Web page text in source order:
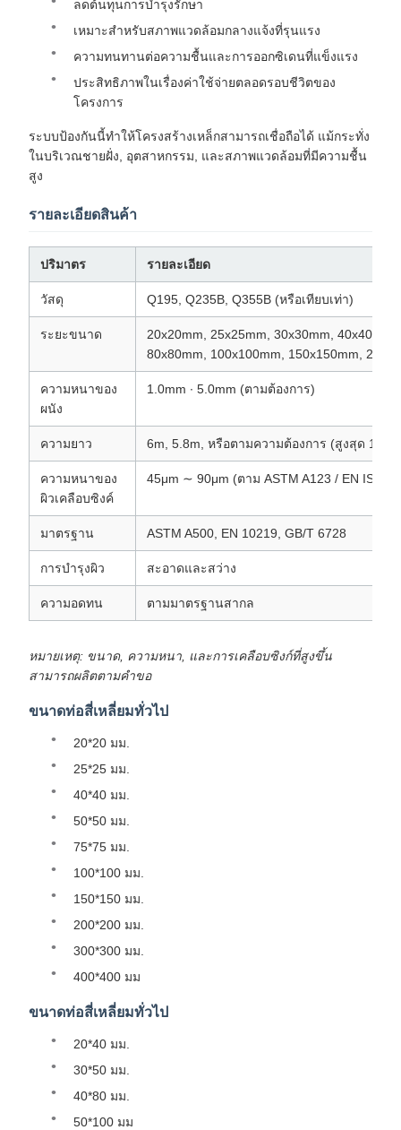
ลดต้นทุนการบํารุงรักษา
เหมาะสําหรับสภาพแวดล้อมกลางแจ้งที่รุนแรง
ความทนทานต่อความชื้นและการออกซิเดนที่แข็งแรง
ประสิทธิภาพในเรื่องค่าใช้จ่ายตลอดรอบชีวิตของ
โครงการ
ระบบป้องกันนี้ทําให้โครงสร้างเหล็กสามารถเชื่อถือได้ แม้กระทั่ง
ในบริเวณชายฝั่ง, อุตสาหกรรม, และสภาพแวดล้อมที่มีความชื้น
สูง
รายละเอียดสินค้า
ปริมาตร รายละเอียด
วัสดุ Q195, Q235B, Q355B (หรือเทียบเท่า)
ระยะขนาด
20x20mm, 25x25mm, 30x30mm,
80x80mm, 100x100mm, 150x150mm,
ความหนาของ
ผนัง
1.0mm ∙ 5.0mm (ตามต้องการ)
ความยาว 6m, 5.8m, หรือตามความต้องการ (สูงสุด 12m)
ความหนาของ
ผิวเคลือบซิงค์
45μm ∼ 90μm (ตาม ASTM A123 / EN ISO
มาตรฐาน ASTM A500, EN 10219, GB/T 6728
การบํารุงผิว สะอาดและสว่าง
ความอดทน ตามมาตรฐานสากล
หมายเหตุ: ขนาด, ความหนา, และการเคลือบซิงก์ที่สูงขึ้น
สามารถผลิตตามคําขอ
ขนาดท่อสี่เหลี่ยมทั่วไป
20*20 มม.
25*25 มม.
40*40 มม.
50*50 มม.
75*75 มม.
100*100 มม.
150*150 มม.
200*200 มม.
300*300 มม.
400*400 มม
ขนาดท่อสี่เหลี่ยมทั่วไป
20*40 มม.
30*50 มม.
40*80 มม.
50*100 มม